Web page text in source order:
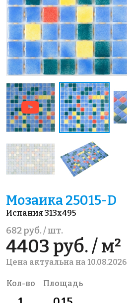
Мозаика 25015-D
Испания 313x495
682 руб. / шт.
4403 руб. / м²
Цена актуальна на 10.08.2026
Кол-во Площадь